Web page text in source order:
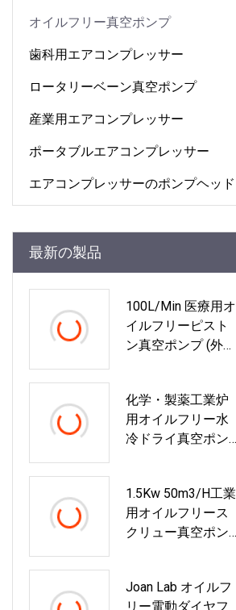
オイルフリー真空ポンプ
歯科用エアコンプレッサー
ロータリーベーン真空ポンプ
産業用エアコンプレッサー
ポータブルエアコンプレッサー
エアコンプレッサーのポンプヘッド
最新の製品
100L/min 医療用オ
イルフリーピスト
ン真空ポンプ (外科
化学・製薬工業炉
用オイルフリー水
冷ドライ真空ポン
を備えた航空・宇
宙
1.5Kw 50m3/h工業
用オイルフリース
クリュー真空ポン
Joan Lab オイルフ
リー電動ダイヤフ